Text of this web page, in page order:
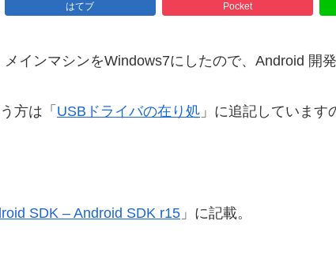
はてブ Pocket
インマシンをWindows7にしたので、Android 開
方は「 USBドライバの在り処 」に追記しています
SDK – Android SDK r15 」に記載。